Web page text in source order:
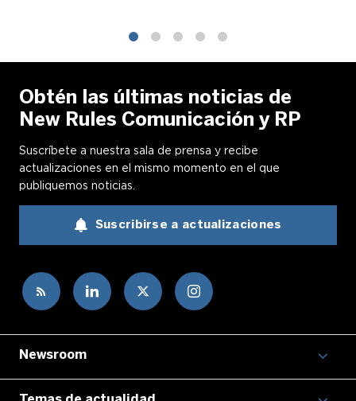
Obtén las últimas noticias de
New Rules Comunicación y RP
Suscríbete a nuestra sala de prensa y recibe
actualizaciones en el mismo momento en el que
publiquemos noticias.
Suscribirse a actualizaciones
Newsroom